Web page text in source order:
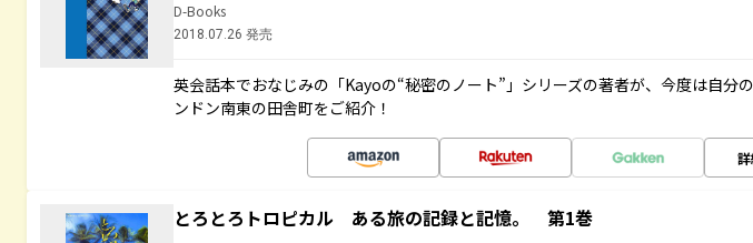
D-Books
2018.07.26 発売
英会話本でおなじみの「Kayoの“秘密のノート”」シリーズの著者が、今度は自分
ンドン南東の田舎町をご紹介！
とろとろトロピカル ある旅の記録と記憶。 第1巻